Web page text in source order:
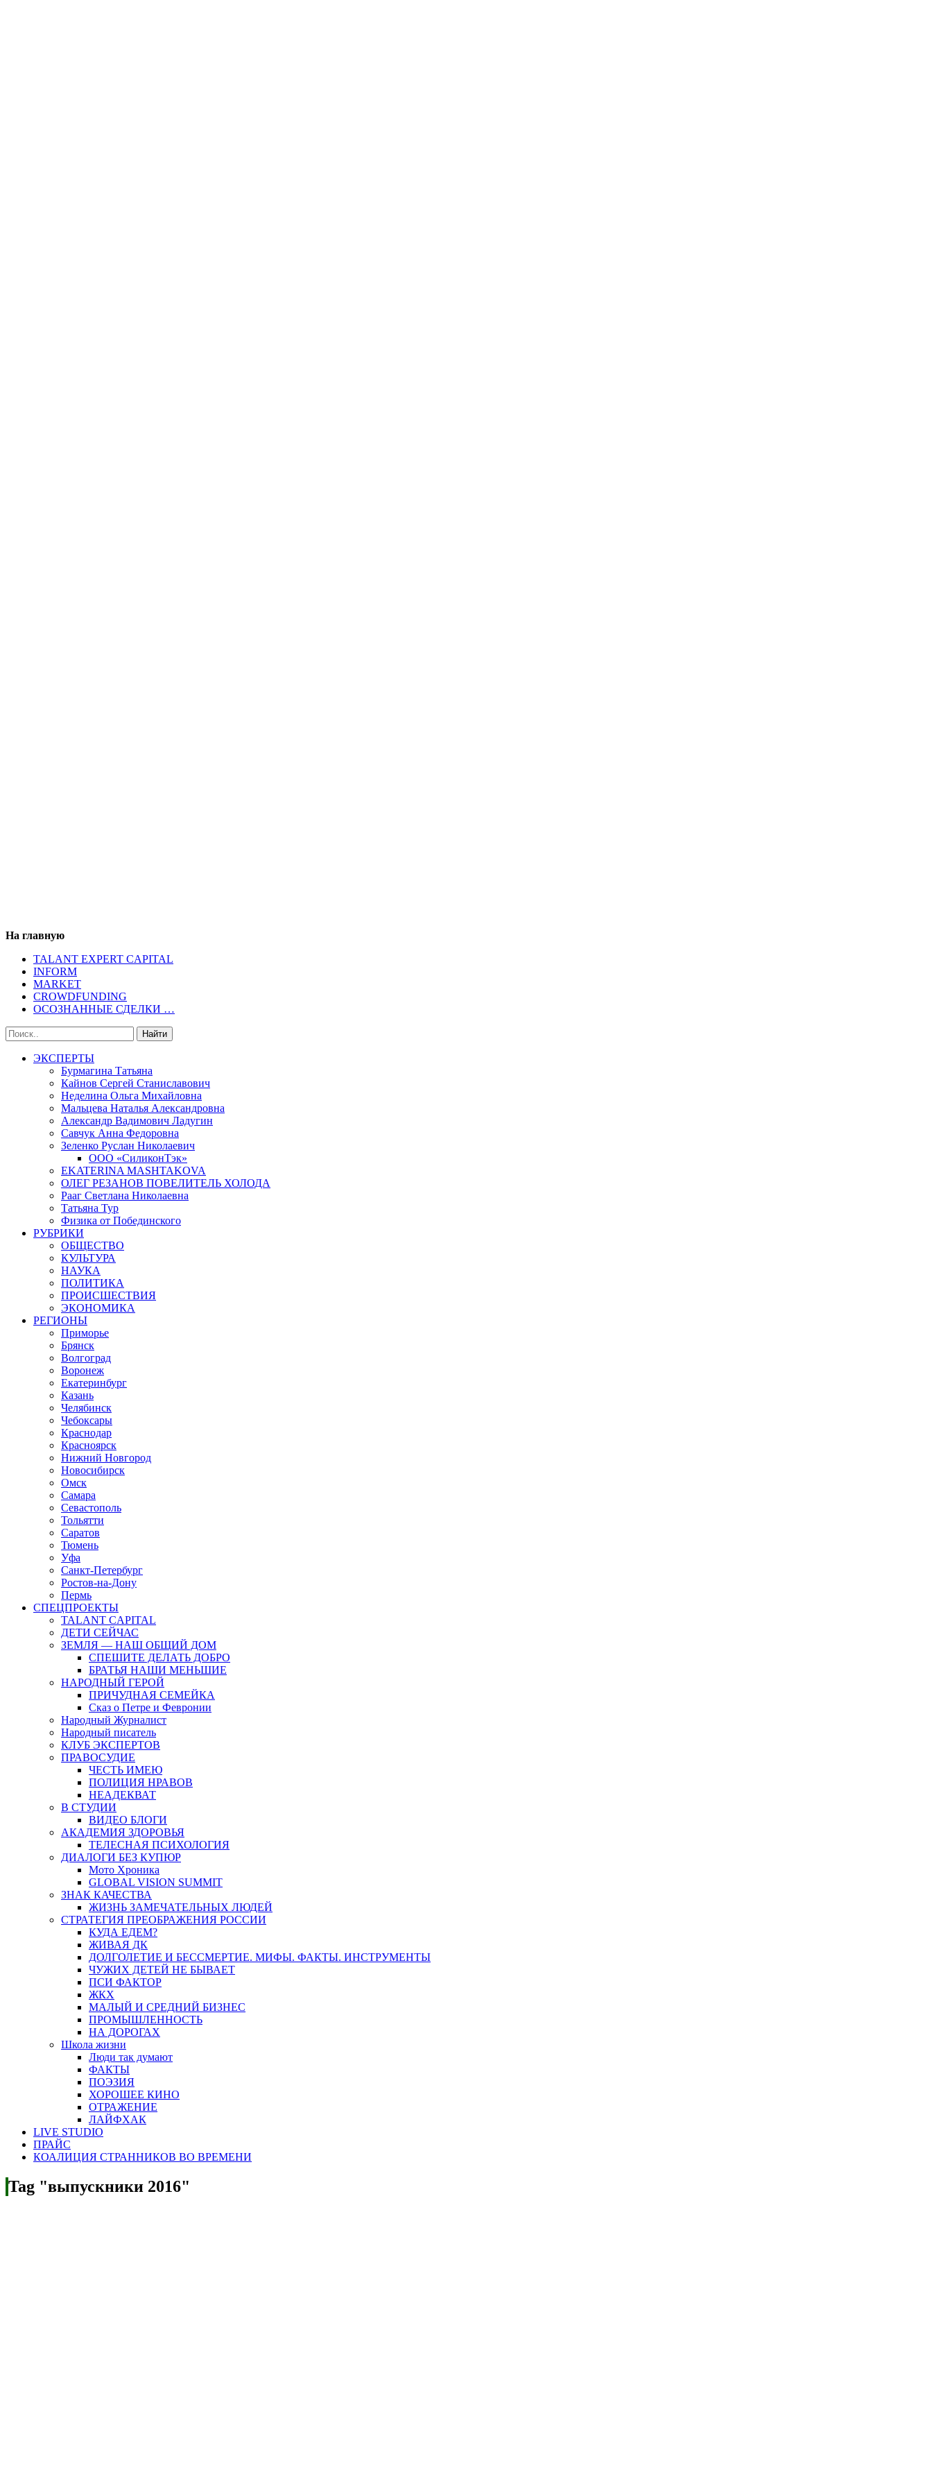
На главную
TALANT EXPERT CAPITAL
INFORM
MARKET
CROWDFUNDING
ОСОЗНАННЫЕ СДЕЛКИ …
ЭКСПЕРТЫ
Бурмагина Татьяна
Кайнов Сергей Станиславович
Неделина Ольга Михайловна
Мальцева Наталья Александровна
Александр Вадимович Ладугин
Савчук Анна Федоровна
Зеленко Руслан Николаевич
ООО «СиликонТэк»
EKATERINA MASHTAKOVA
ОЛЕГ РЕЗАНОВ ПОВЕЛИТЕЛЬ ХОЛОДА
Рааг Светлана Николаевна
Татьяна Тур
Физика от Побединского
РУБРИКИ
ОБЩЕСТВО
КУЛЬТУРА
НАУКА
ПОЛИТИКА
ПРОИСШЕСТВИЯ
ЭКОНОМИКА
РЕГИОНЫ
Приморье
Брянск
Волгоград
Воронеж
Екатеринбург
Казань
Челябинск
Чебоксары
Краснодар
Красноярск
Нижний Новгород
Новосибирск
Омск
Самара
Севастополь
Тольятти
Саратов
Тюмень
Уфа
Санкт-Петербург
Ростов-на-Дону
Пермь
СПЕЦПРОЕКТЫ
TALANT CAPITAL
ДЕТИ СЕЙЧАС
ЗЕМЛЯ — НАШ ОБЩИЙ ДОМ
СПЕШИТЕ ДЕЛАТЬ ДОБРО
БРАТЬЯ НАШИ МЕНЬШИЕ
НАРОДНЫЙ ГЕРОЙ
ПРИЧУДНАЯ СЕМЕЙКА
Сказ о Петре и Февронии
Народный Журналист
Народный писатель
КЛУБ ЭКСПЕРТОВ
ПРАВОСУДИЕ
ЧЕСТЬ ИМЕЮ
ПОЛИЦИЯ НРАВОВ
НЕАДЕКВАТ
В СТУДИИ
ВИДЕО БЛОГИ
АКАДЕМИЯ ЗДОРОВЬЯ
ТЕЛЕСНАЯ ПСИХОЛОГИЯ
ДИАЛОГИ БЕЗ КУПЮР
Мото Хроника
GLOBAL VISION SUMMIT
ЗНАК КАЧЕСТВА
ЖИЗНЬ ЗАМЕЧАТЕЛЬНЫХ ЛЮДЕЙ
СТРАТЕГИЯ ПРЕОБРАЖЕНИЯ РОССИИ
КУДА ЕДЕМ?
ЖИВАЯ ДК
ДОЛГОЛЕТИЕ И БЕССМЕРТИЕ. МИФЫ. ФАКТЫ. ИНСТРУМЕНТЫ
ЧУЖИХ ДЕТЕЙ НЕ БЫВАЕТ
ПСИ ФАКТОР
ЖКХ
МАЛЫЙ И СРЕДНИЙ БИЗНЕС
ПРОМЫШЛЕННОСТЬ
НА ДОРОГАХ
Школа жизни
Люди так думают
ФАКТЫ
ПОЭЗИЯ
ХОРОШЕЕ КИНО
ОТРАЖЕНИЕ
ЛАЙФХАК
LIVE STUDIO
ПРАЙС
КОАЛИЦИЯ СТРАННИКОВ ВО ВРЕМЕНИ
Tag "выпускники 2016"